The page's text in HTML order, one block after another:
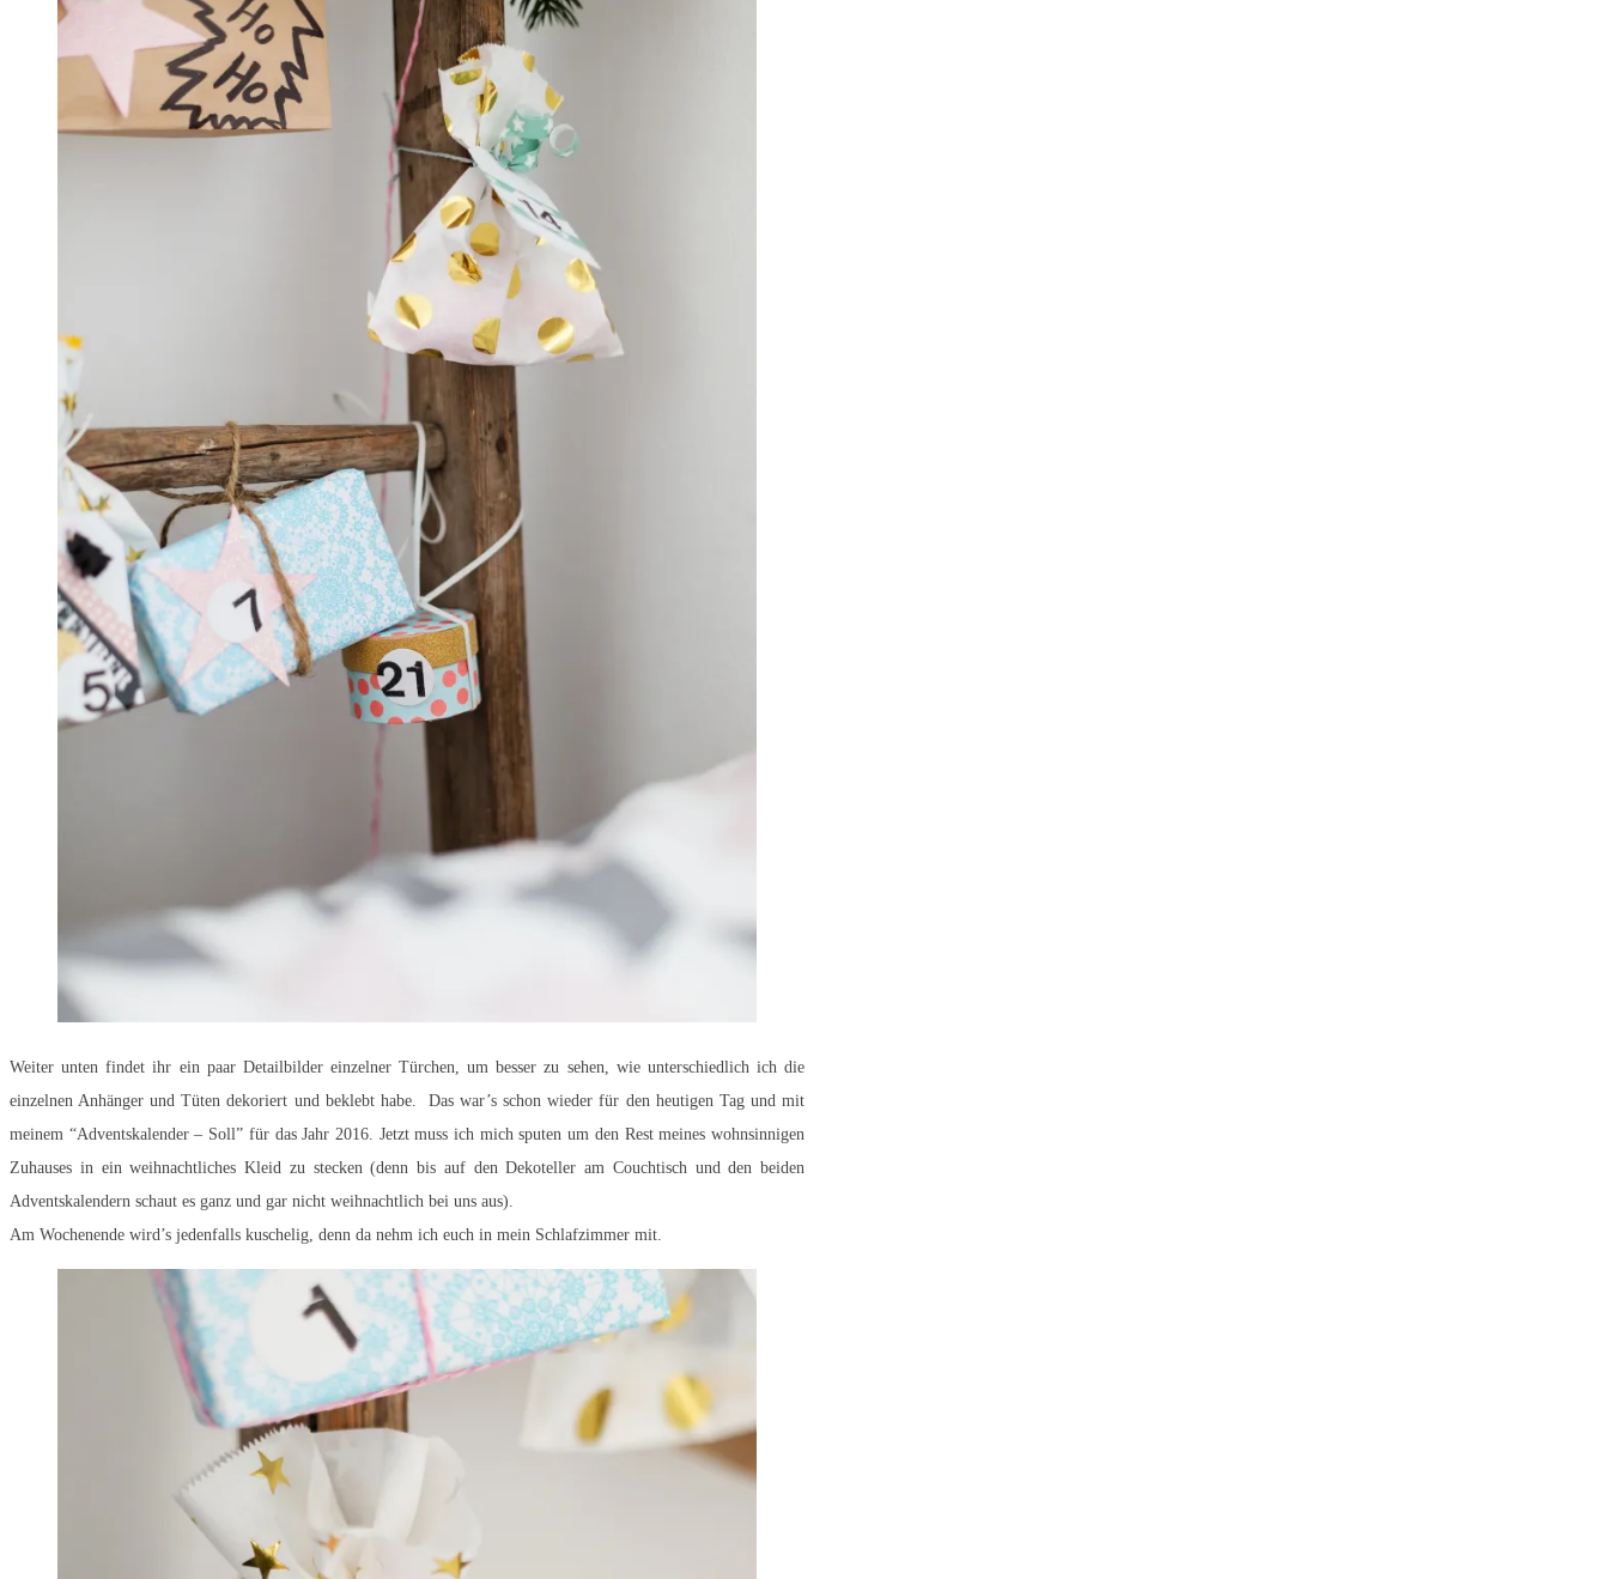
Weiter unten findet ihr ein paar Detailbilder einzelner Türchen, um besser zu sehen, wie unterschiedlich ich die
einzelnen Anhänger und Tüten dekoriert und beklebt habe. Das war’s schon wieder für den heutigen Tag und mit
meinem “Adventskalender – Soll” für das Jahr 2016. Jetzt muss ich mich sputen um den Rest meines wohnsinnigen
Zuhauses in ein weihnachtliches Kleid zu stecken (denn bis auf den Dekoteller am Couchtisch und den beiden
Adventskalendern schaut es ganz und gar nicht weihnachtlich bei uns aus).
Am Wochenende wird’s jedenfalls kuschelig, denn da nehm ich euch in mein Schlafzimmer mit.